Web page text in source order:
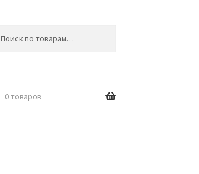
0 товаров